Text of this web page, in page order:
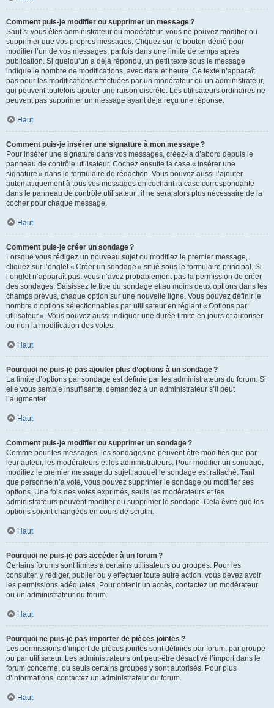
Comment puis-je modifier ou supprimer un message ?
Sauf si vous êtes administrateur ou modérateur, vous ne pouvez modifier ou
supprimer que vos propres messages. Cliquez sur le bouton dédié pour
modifier l’un de vos messages, parfois dans une limite de temps après
publication. Si quelqu’un a déjà répondu, un petit texte sous le message
indique le nombre de modifications, avec date et heure. Ce texte n’apparaît
pas pour les modifications effectuées par un modérateur ou un administrateur,
qui peuvent toutefois ajouter une raison discrète. Les utilisateurs ordinaires ne
peuvent pas supprimer un message ayant déjà reçu une réponse.
Haut
Comment puis-je insérer une signature à mon message ?
Pour insérer une signature dans vos messages, créez-la d’abord depuis le
panneau de contrôle utilisateur. Cochez ensuite la case « Insérer une
signature » dans le formulaire de rédaction. Vous pouvez aussi l’ajouter
automatiquement à tous vos messages en cochant la case correspondante
dans le panneau de contrôle utilisateur ; il ne sera alors plus nécessaire de la
cocher pour chaque message.
Haut
Comment puis-je créer un sondage ?
Lorsque vous rédigez un nouveau sujet ou modifiez le premier message,
cliquez sur l’onglet « Créer un sondage » situé sous le formulaire principal. Si
l’onglet n’apparaît pas, vous n’avez probablement pas la permission de créer
des sondages. Saisissez le titre du sondage et au moins deux options dans les
champs prévus, chaque option sur une nouvelle ligne. Vous pouvez définir le
nombre d’options sélectionnables par utilisateur en réglant « Options par
utilisateur ». Vous pouvez aussi indiquer une durée limite en jours et autoriser
ou non la modification des votes.
Haut
Pourquoi ne puis-je pas ajouter plus d’options à un sondage ?
La limite d’options par sondage est définie par les administrateurs du forum. Si
elle vous semble insuffisante, demandez à un administrateur s’il peut
l’augmenter.
Haut
Comment puis-je modifier ou supprimer un sondage ?
Comme pour les messages, les sondages ne peuvent être modifiés que par
leur auteur, les modérateurs et les administrateurs. Pour modifier un sondage,
modifiez le premier message du sujet, auquel le sondage est rattaché. Tant
que personne n’a voté, vous pouvez supprimer le sondage ou modifier ses
options. Une fois des votes exprimés, seuls les modérateurs et les
administrateurs peuvent modifier ou supprimer le sondage. Cela évite que les
options soient changées en cours de scrutin.
Haut
Pourquoi ne puis-je pas accéder à un forum ?
Certains forums sont limités à certains utilisateurs ou groupes. Pour les
consulter, y rédiger, publier ou y effectuer toute autre action, vous devez avoir
les permissions adéquates. Pour obtenir un accès, contactez un modérateur
ou un administrateur du forum.
Haut
Pourquoi ne puis-je pas importer de pièces jointes ?
Les permissions d’import de pièces jointes sont définies par forum, par groupe
ou par utilisateur. Les administrateurs ont peut-être désactivé l’import dans le
forum concerné, ou seuls certains groupes y sont autorisés. Pour plus
d’informations, contactez un administrateur du forum.
Haut